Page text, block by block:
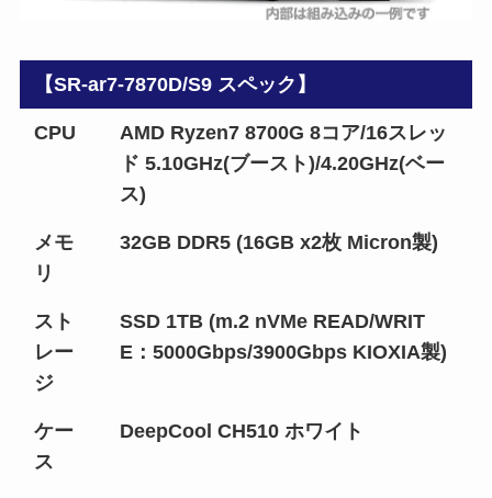
【SR-ar7-7870D/S9 スペック】
CPU
AMD Ryzen7 8700G 8コア/16スレッ
ド 5.10GHz(ブースト)/4.20GHz(ベー
ス)
メモ
リ
32GB DDR5 (16GB x2枚 Micron製)
スト
レー
ジ
SSD 1TB (m.2 nVMe READ/WRIT
E：5000Gbps/3900Gbps KIOXIA製)
ケー
ス
DeepCool CH510 ホワイト